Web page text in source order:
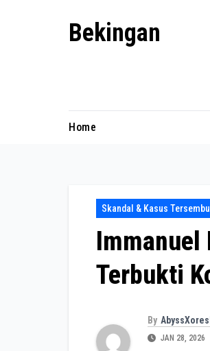
Bekingan
Home
Skandal & Kasus
Immanuel
Terbukti
By
JAN 28, 2026